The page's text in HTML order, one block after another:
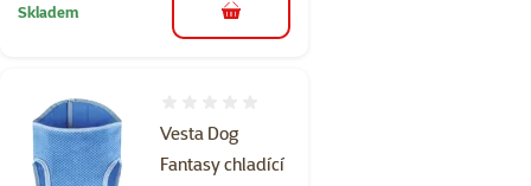
Skladem do košíku
Vesta Dog
Fantasy chladící